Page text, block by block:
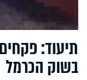
תיעוד:
בשוק הכרמל